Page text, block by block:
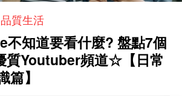
品質生活
不知道要看什麼? 盤點7個
質Youtuber頻道☆【日常
篇】